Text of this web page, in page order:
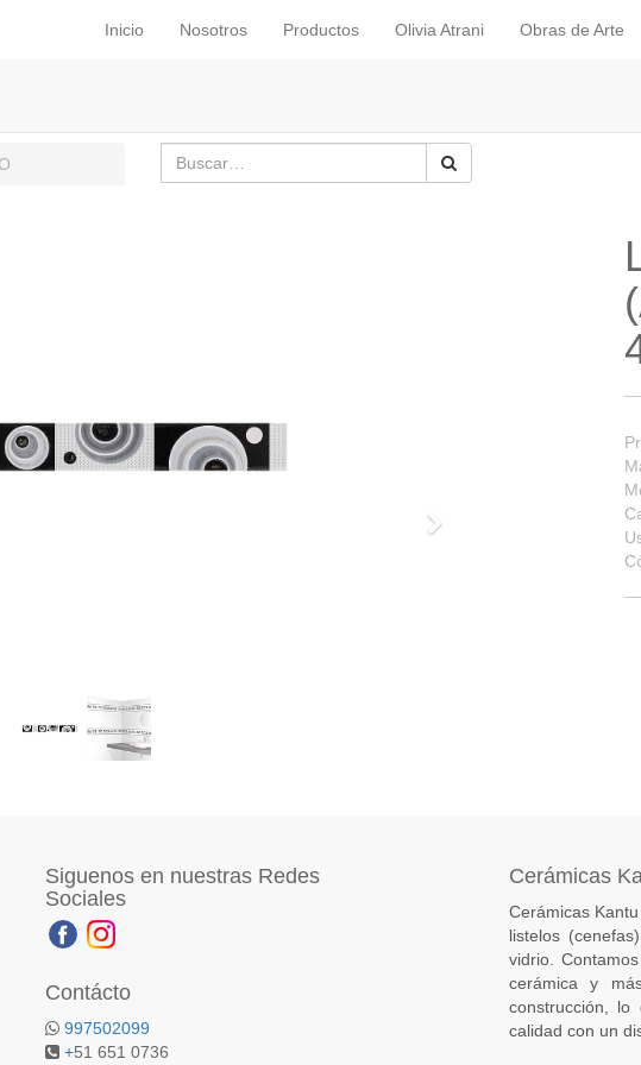
Inicio Nosotros Productos Olivia Atrani Obras de Arte
Siguiente
Siguenos en nuestras Redes
Sociales
Contácto
997502099
+51 651 0736
Cerámicas
Cerámicas
listelos
vidrio.
cerámica y
construcción,
calidad con un